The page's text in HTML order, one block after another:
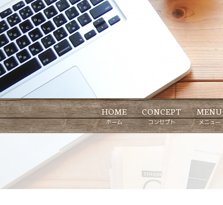
HOME
ホーム
CONCEPT
コンセプト
MENU
メニュー